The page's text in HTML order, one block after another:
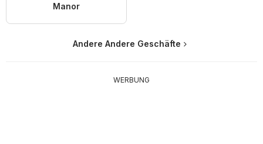
Manor
Andere Andere Geschäfte
WERBUNG